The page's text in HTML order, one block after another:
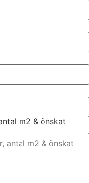
m2 & önskat